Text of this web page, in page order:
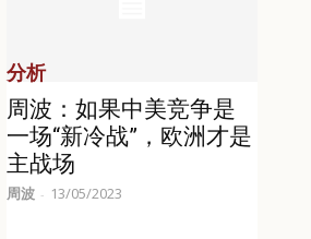
分析
周波：如果中美竞争是
一场“新冷战”，欧洲才是
主战场
周波 - 13/05/2023